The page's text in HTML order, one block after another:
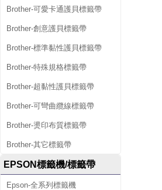
Brother-可愛卡通護貝標籤帶
Brother-創意護貝標籤帶
Brother-標準黏性護貝標籤帶
Brother-特殊規格標籤帶
Brother-超黏性護貝標籤帶
Brother-可彎曲纜線標籤帶
Brother-燙印布質標籤帶
Brother-其它標籤帶
EPSON標籤機/標籤帶
Epson-全系列標籤機